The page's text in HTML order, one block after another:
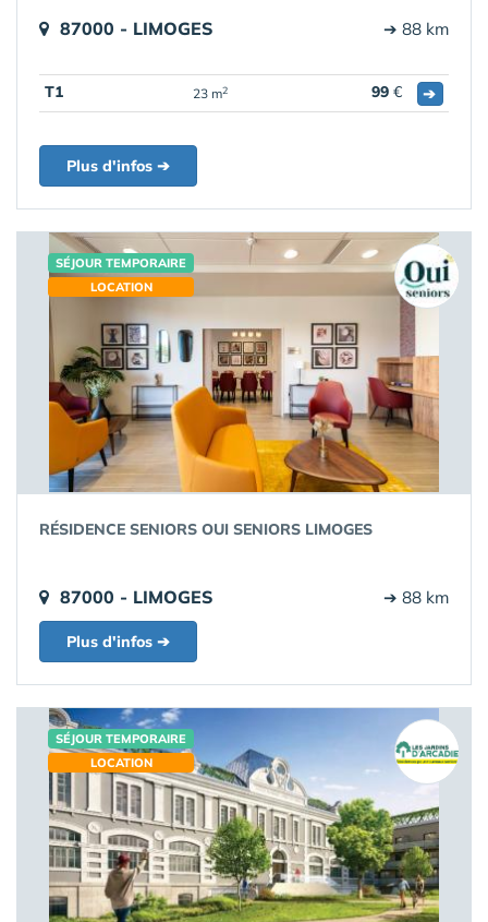
87000 - LIMOGES ➔ 88 km
T1 23 m2 99 € ➔
Plus d'infos ➔
SÉJOUR TEMPORAIRE
LOCATION
RÉSIDENCE SENIORS OUI SENIORS LIMOGES
87000 - LIMOGES ➔ 88 km
Plus d'infos ➔
SÉJOUR TEMPORAIRE
LOCATION